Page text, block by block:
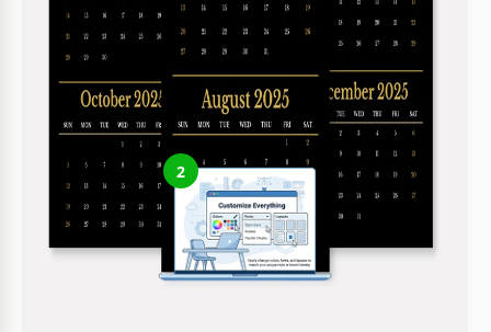
Erhalten Sie Ihr Dokument
Klicken Sie auf „Vorlage bearbeiten“, um eine bearbeitbare
Kopie in Google Sheets zu erstellen oder für Microsoft Excel
herunterzuladen
2